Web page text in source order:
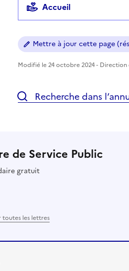
Accueil
Mettre à jour cette page
Modifié le 24 octobre 2024 -
Recherche dans
de Service Public
gratuit
toutes les lettres